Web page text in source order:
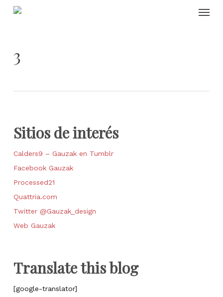
Skip
3
Sitios de interés
Calders9 – Gauzak en Tumblr
Facebook Gauzak
Processed21
Quattria.com
Twitter @Gauzak_design
Web Gauzak
Translate this blog
[google-translator]